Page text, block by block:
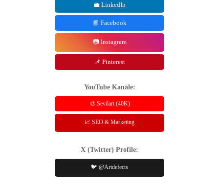
💼 LinkedIn
📘 Facebook
📷 Instagram
📌 Pinterest
YouTube Kanäle:
🎨 Sevilart (40K)
📈 SEO & Marketing
X (Twitter) Profile:
🐦 @Artdefects